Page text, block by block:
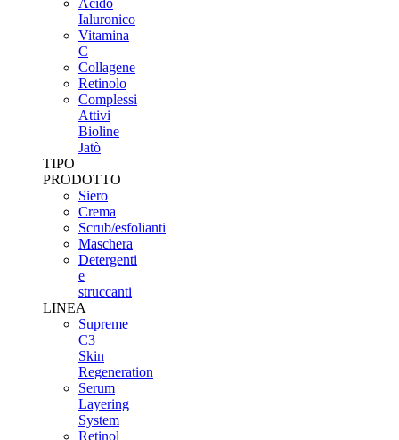
Acido
Ialuronico
Vitamina
C
Collagene
Retinolo
Complessi
Attivi
Bioline
Jatò
TIPO
PRODOTTO
Siero
Crema
Scrub/esfolianti
Maschera
Detergenti
e
struccanti
LINEA
Supreme
C3
Skin
Regeneration
Serum
Layering
System
Retinol